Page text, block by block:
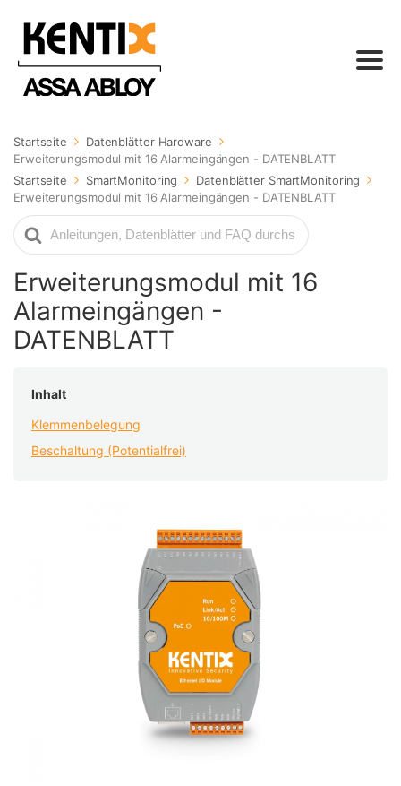
Startseite
Datenblätter Hardware
Erweiterungsmodul mit 16 Alarmeingängen - DATENBLATT
Startseite
SmartMonitoring
Datenblätter SmartMonitoring
Erweiterungsmodul mit 16 Alarmeingängen - DATENBLATT
Suche
nach
Erweiterungsmodul mit 16
Alarmeingängen -
DATENBLATT
Inhalt
Klemmenbelegung
Beschaltung (Potentialfrei)